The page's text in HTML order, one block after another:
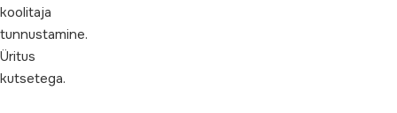
koolitaja
tunnustamine.
Üritus
kutsetega.